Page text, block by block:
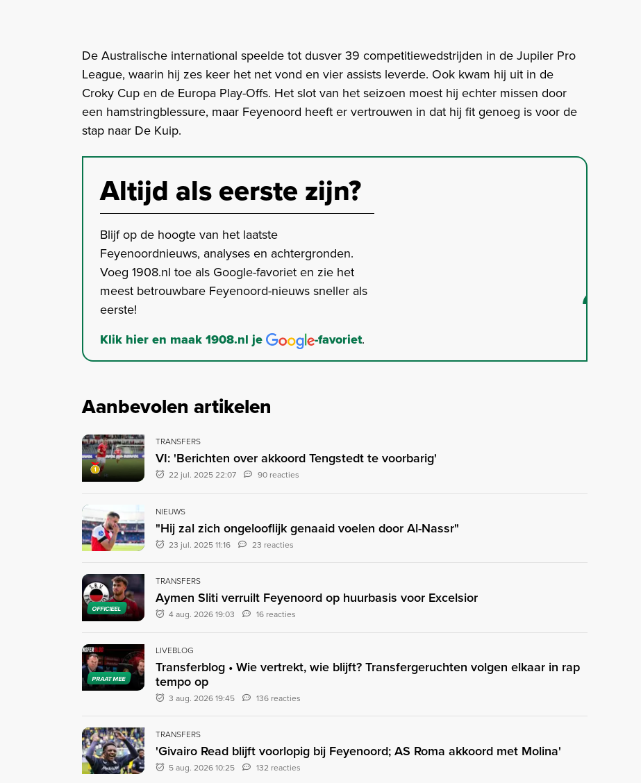
De Australische international speelde tot dusver 39 competitiewedstrijden in de Jupiler Pro
League, waarin hij zes keer het net vond en vier assists leverde. Ook kwam hij uit in de
Croky Cup en de Europa Play-Offs. Het slot van het seizoen moest hij echter missen door
een hamstringblessure, maar Feyenoord heeft er vertrouwen in dat hij fit genoeg is voor de
stap naar De Kuip.
Altijd als eerste zijn?
Blijf op de hoogte van het laatste
Feyenoordnieuws, analyses en achtergronden.
Voeg 1908.nl toe als Google-favoriet en zie het
meest betrouwbare Feyenoord-nieuws sneller als
eerste!
Klik hier en maak 1908.nl je -favoriet.
Aanbevolen artikelen
TRANSFERS
VI: 'Berichten over akkoord Tengstedt te voorbarig'
22 jul. 2025 22:07 90 reacties
NIEUWS
"Hij zal zich ongelooflijk genaaid voelen door Al-Nassr"
23 jul. 2025 11:16 23 reacties
OFFICIEEL
TRANSFERS
Aymen Sliti verruilt Feyenoord op huurbasis voor Excelsior
4 aug. 2026 19:03 16 reacties
PRAAT MEE
LIVEBLOG
Transferblog • Wie vertrekt, wie blijft? Transfergeruchten volgen elkaar in rap
tempo op
3 aug. 2026 19:45 136 reacties
TRANSFERS
'Givairo Read blijft voorlopig bij Feyenoord; AS Roma akkoord met Molina'
5 aug. 2026 10:25 132 reacties